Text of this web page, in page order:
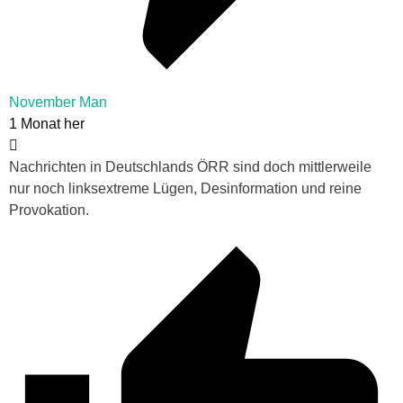
November Man
1 Monat her
Nachrichten in Deutschlands ÖRR sind doch mittlerweile
nur noch linksextreme Lügen, Desinformation und reine
Provokation.